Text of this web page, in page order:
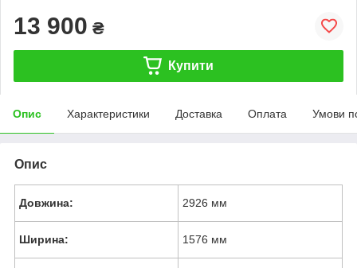
13 900 ₴
Купити
Опис Характеристики Доставка Оплата Умови
Опис
Довжина: 2926 мм
Ширина: 1576 мм